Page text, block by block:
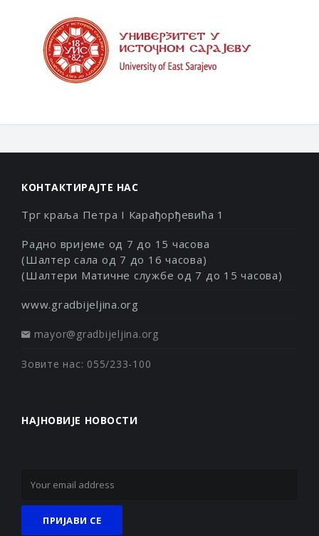
КОНТАКТИРАЈТЕ НАС
Трг краља Петра I Карађорђевића 1
Радно вријеме од 7 до 15 часова
(Шалтер сала од 7 до 16 часова)
(Шалтери Матичне службе од 7 до 15 часова)
www.gradbijeljina.org
mayor@gradbijeljina.org
Зовите нас: 055/233-100
НАЈНОВИЈЕ НОВОСТИ